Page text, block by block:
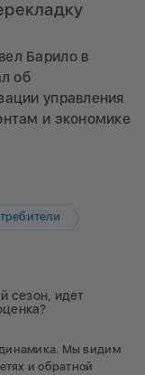
Барило в
об
управления
и экономике
сезон, идет
Мы видим
и обратной